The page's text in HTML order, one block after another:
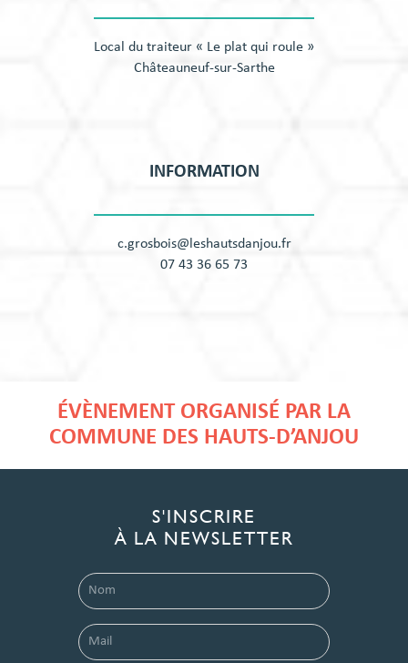
Local du traiteur « Le plat qui roule »
Châteauneuf-sur-Sarthe
INFORMATION
c.grosbois@leshautsdanjou.fr
07 43 36 65 73
ÉVÈNEMENT ORGANISÉ PAR LA
COMMUNE DES HAUTS-D’ANJOU
S'INSCRIRE
À LA NEWSLETTER